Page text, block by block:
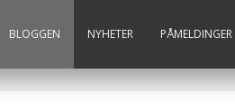
BLOGGEN NYHETER PÅMELDINGER